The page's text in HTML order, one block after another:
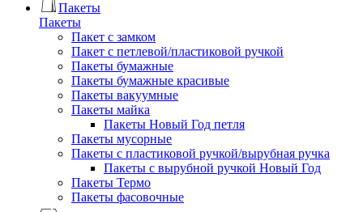
Пакеты
Пакеты
Пакет с замком
Пакет с петлевой/пластиковой ручкой
Пакеты бумажные
Пакеты бумажные красивые
Пакеты вакуумные
Пакеты майка
Пакеты Новый Год петля
Пакеты мусорные
Пакеты с пластиковой ручкой/вырубная ручка
Пакеты с вырубной ручкой Новый Год
Пакеты Термо
Пакеты фасовочные